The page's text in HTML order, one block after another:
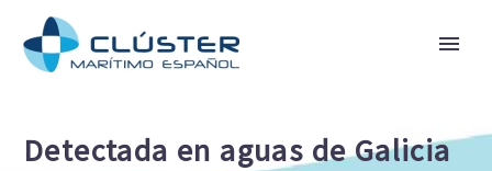
Detectada en aguas de Galicia